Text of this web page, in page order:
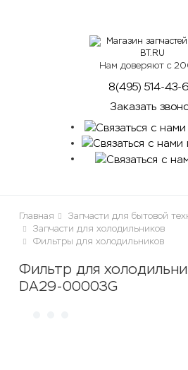
Нам доверяют с
8(495) 514-43-
Заказать
Главная
Запчасти для бытовой
Запчасти для холодильников
Фильтры для холодильников
Фильтр для
DA29-00003G